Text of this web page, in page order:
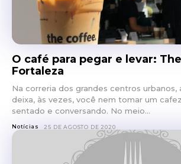
O café para pegar e levar:
Fortaleza
Na correria dos grandes centros urbanos,
deixa, às vezes, você nem tomar um
sentado e conversando. No meio...
Notícias 25 DE AGOSTO DE 2020